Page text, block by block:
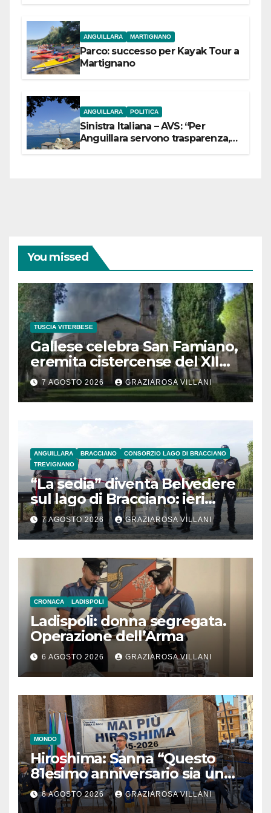
ANGUILLARA MARTIGNANO
Parco: successo per Kayak Tour a
Martignano
ANGUILLARA POLITICA
Sinistra Italiana – AVS: “Per
Anguillara servono trasparenza,
You missed
TUSCIA VITERBESE
Gallese celebra San Famiano,
eremita cistercense del XII
secolo
7 AGOSTO 2026 GRAZIAROSA VILLANI
ANGUILLARA BRACCIANO
CONSORZIO LAGO DI BRACCIANO
TREVIGNANO
“La sedia” diventa Belvedere
sul lago di Bracciano: ieri
l’inaugurazione
7 AGOSTO 2026 GRAZIAROSA VILLANI
CRONACA LADISPOLI
Ladispoli: donna segregata.
Operazione dell’Arma
6 AGOSTO 2026 GRAZIAROSA VILLANI
MONDO
Hiroshima: Sanna “Questo
81esimo anniversario sia un
monito per tutti”
6 AGOSTO 2026 GRAZIAROSA VILLANI